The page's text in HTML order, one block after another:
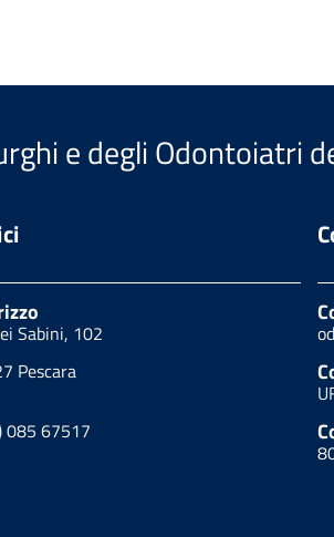
e degli Odontoiatri
Sabini, 102
Pescara
085 67517